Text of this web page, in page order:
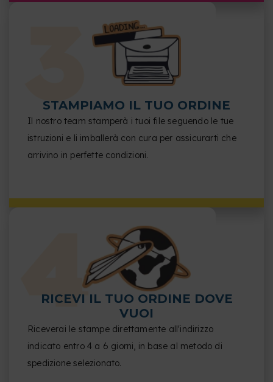
STAMPIAMO IL TUO ORDINE
Il nostro team stamperà i tuoi file seguendo le tue
istruzioni e li imballerà con cura per assicurarti che
arrivino in perfette condizioni.
RICEVI IL TUO ORDINE DOVE
VUOI
Riceverai le stampe direttamente all'indirizzo
indicato entro 4 a 6 giorni, in base al metodo di
spedizione selezionato.